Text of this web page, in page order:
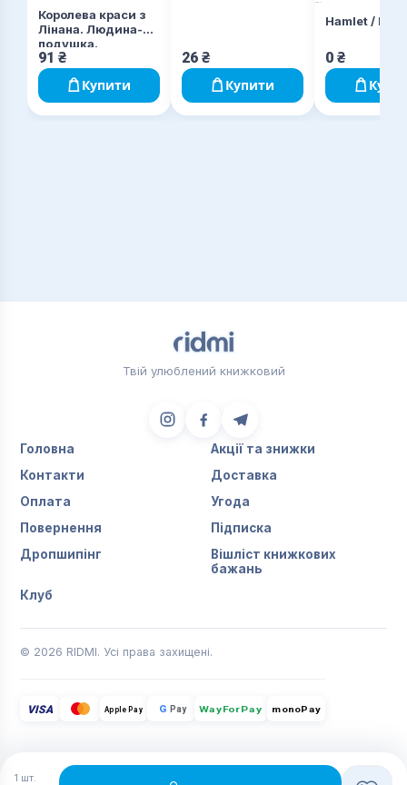
Королева краси з
Лінана. Людина-
подушка.
Усікновення руки в
Спокані
91 ₴
Купити
26 ₴
Купити
Hamlet /
0 ₴
1 шт.
Твій улюблений книжковий
Головна
Акції та знижки
Контакти
Доставка
Оплата
Угода
Повернення
Підписка
Дропшипінг
Вішліст книжкових
бажань
Клуб
© 2026 RIDMI. Усі права захищені.
VISA Apple Pay G Pay WayForPay monoPay